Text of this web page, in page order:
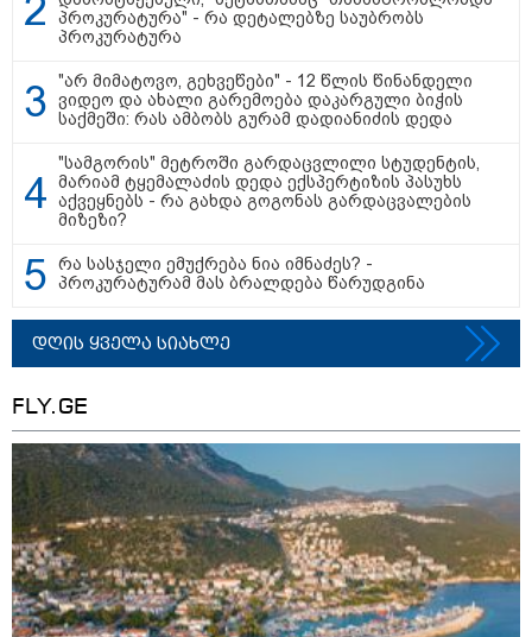
"ოკუპაციის 18
წლისთავზე რუსეთი არ
ევროკავშირის
შუამავლობით
დადებულ 2008 წლის 12
აგვისტოს ცეცხლის
შეწყვეტის შეთანხმებას"
- საგარეო უწყება
დედამიწაზე
აქამდე არსებული
თეორიები თავდაყირა
დგება - რა აღმოაჩინეს
მეცნიერებმა?
გაიცანით
ბიჭი
"Soos! ამ წუთებში თავს დაესხნენ
არასრულწლოვანების და
არასრულწლოვანების ჯგუფი" - რა
ინფორმაციას ავრცელებს
ადვოკატი?
სექსუალურად ავიწროებდა - თუ
გამოჩნდება 10 000 ლარს
ოფიციალურად, სახალხოდ
გადავცემ" - ეკა კუპატაძე
განცხადებას ავრცელებს
რა ისმინს სახლში დაყენებული
მომსასმენი მოწყობილობის
ჩანაწერში, სადაც ნია იმნაძე
მამას ესაუბრება?
პროკურატურა" - რა დეტალებზე საუბრობს
პროკურატურა
"არ მიმატოვო, გეხვეწები" - 12 წლის წინანდელი
ვიდეო და ახალი გარემოება დაკარგული ბიჭის
საქმეში: რას ამბობს გურამ დადიანიძის დედა
"სამგორის" მეტროში გარდაცვლილი სტუდენტის,
მარიამ ტყემალაძის დედა ექსპერტიზის პასუხს
აქვეყნებს - რა გახდა გოგონას გარდაცვალების
მიზეზი?
რა სასჯელი ემუქრება ნია იმნაძეს? -
პროკურატურამ მას ბრალდება წარუდგინა
დღის ყველა სიახლე
FLY.GE